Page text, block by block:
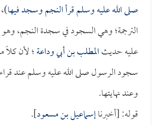
صلى الله عليه وسلم قرأ النجم وسجد فيها
الترجمة؛ وهي السجود في سجدة النجم،
عليه حديثالمطلب بن أبي وداعة؛ لأن كلاً
سجود الرسول صلى الله عليه وسلم عند
وعند نهايتها.
قوله: [أخبرناإسماعيل بن مسعود].